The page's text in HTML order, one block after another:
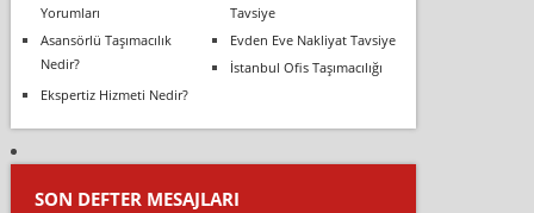
Yorumları
Tavsiye
Asansörlü Taşımacılık
Nedir?
Evden Eve Nakliyat Tavsiye
İstanbul Ofis Taşımacılığı
Ekspertiz Hizmeti Nedir?
SON DEFTER MESAJLARI